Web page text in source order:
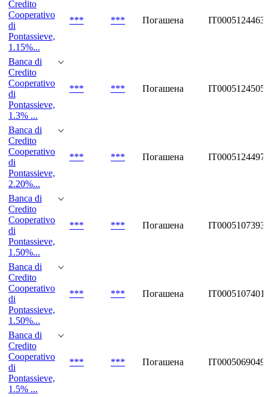
Credito
Cooperativo
di
Pontassieve,
1.15%...
*** *** Погашена IT0005124463
Banca di
Credito
Cooperativo
di
Pontassieve,
1.3% ...
*** *** Погашена IT0005124505
Banca di
Credito
Cooperativo
di
Pontassieve,
2.20%...
*** *** Погашена IT0005124497
Banca di
Credito
Cooperativo
di
Pontassieve,
1.50%...
*** *** Погашена IT0005107393
Banca di
Credito
Cooperativo
di
Pontassieve,
1.50%...
*** *** Погашена IT0005107401
Banca di
Credito
Cooperativo
di
Pontassieve,
1.5% ...
*** *** Погашена IT0005069049